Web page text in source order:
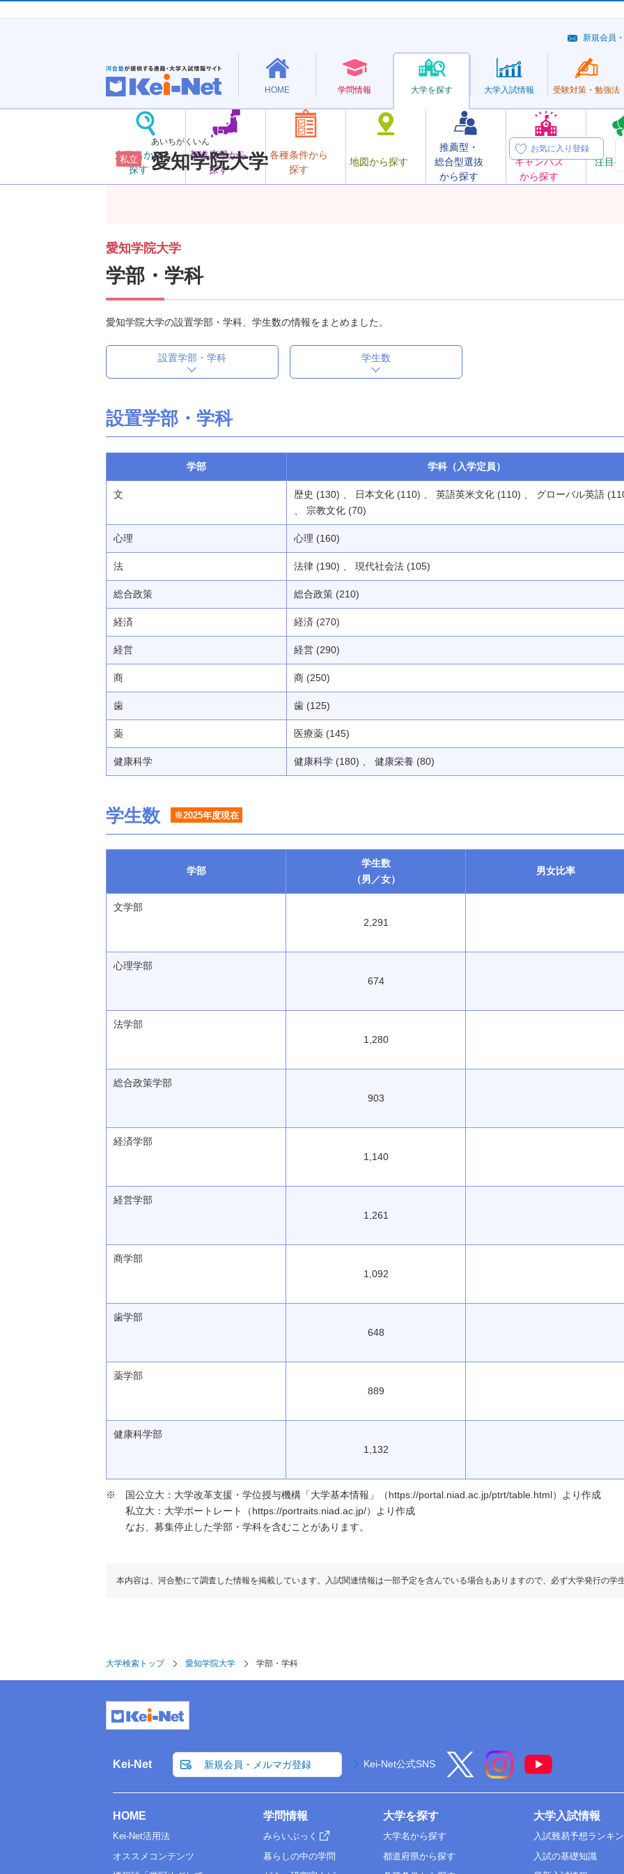
HOME 学問情報 大学を探す
大学名から
探す
都道府県から
探す
各種条件から
探す
地図から探す
推薦型・
総合型選抜
から探す
オープン
キャンパス
から探す
注目
大学入試情報 受験対策・ 勉強法
新規会員
私立
あいちがくいん
愛知学院大学
お気に入り登録
愛知学院大学
学部・学科
愛知学院大学の設置学部・学科、学生数の情報をまとめました。
設置学部・学科 学生数
設置学部・学科
学部 学科（入学定員）
文
歴史 (130) 、 日本文化 (110) 、 英語英米文化 (110) 、 グローバル英語
、 宗教文化 (70)
心理 心理 (160)
法 法律 (190) 、 現代社会法 (105)
総合政策 総合政策 (210)
経済 経済 (270)
経営 経営 (290)
商 商 (250)
歯 歯 (125)
薬 医療薬 (145)
健康科学 健康科学 (180) 、 健康栄養 (80)
学生数 ※2025年度現在
学部
学生数
（男／女）
男女比率
文学部
2,291
心理学部
674
法学部
1,280
総合政策学部
903
経済学部
1,140
経営学部
1,261
商学部
1,092
歯学部
648
薬学部
889
健康科学部
1,132
国公立大：大学改革支援・学位授与機構「大学基本情報」（https://portal.niad.ac.jp/ptrt/table.html）より作成
私立大：大学ポートレート（https://portraits.niad.ac.jp/）より作成
なお、募集停止した学部・学科を含むことがあります。
本内容は、河合塾にて調査した情報を掲載しています。入試関連情報は一部予定を含んでいる場合もありますので、必ず大学発行の学
大学検索トップ 愛知学院大学 学部・学科
Kei-Net 新規会員・メルマガ登録 Kei-Net公式SNS
HOME
Kei-Net活用法
オススメコンテンツ
学問情報
みらいぶっく
暮らしの中の学問
大学を探す
大学名から探す
都道府県から探す
大学入試情報
入試難易予想ランキ
入試の基礎知識